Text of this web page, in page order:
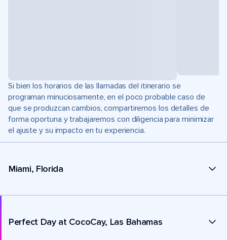
Si bien los horarios de las llamadas del itinerario se
programan minuciosamente, en el poco probable caso de
que se produzcan cambios, compartiremos los detalles de
forma oportuna y trabajaremos con diligencia para minimizar
el ajuste y su impacto en tu experiencia.
Miami, Florida
Perfect Day at CocoCay, Las Bahamas